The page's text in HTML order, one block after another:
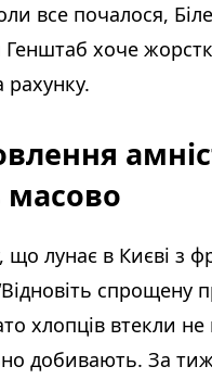
все почалося,
хоче
що лунає в Києві з
хлопців втекли
добивають. За